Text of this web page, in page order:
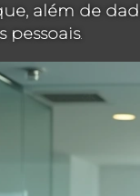
além de
pessoais.